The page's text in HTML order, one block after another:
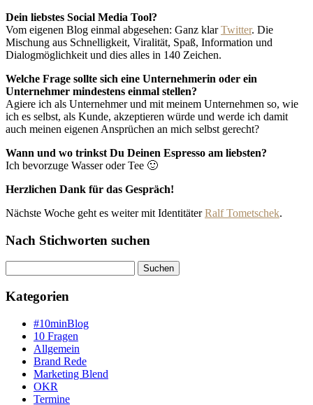
Dein liebstes Social Media Tool?
Vom eigenen Blog einmal abgesehen: Ganz klarTwitter. Die
Mischung aus Schnelligkeit, Viralität, Spaß, Information und
Dialogmöglichkeit und dies alles in 140 Zeichen.
Welche Frage sollte sich eine Unternehmerin oder ein
Unternehmer mindestens einmal stellen?
Agiere ich als Unternehmer und mit meinem Unternehmen so, wie
ich es selbst, als Kunde, akzeptieren würde und werde ich damit
auch meinen eigenen Ansprüchen an mich selbst gerecht?
Wann und wo trinkst Du Deinen Espresso am liebsten?
Ich bevorzuge Wasser oder Tee 🙂
Herzlichen Dank für das Gespräch!
Nächste Woche geht es weiter mit IdentitäterRalf Tometschek.
Nach Stichworten suchen
Kategorien
#10minBlog
10 Fragen
Allgemein
Brand Rede
Marketing Blend
OKR
Termine